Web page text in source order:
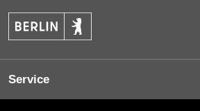
Service